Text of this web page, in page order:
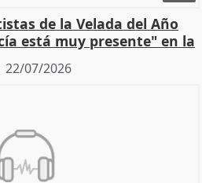
de la Velada del Año
está muy presente" en la
22/07/2026